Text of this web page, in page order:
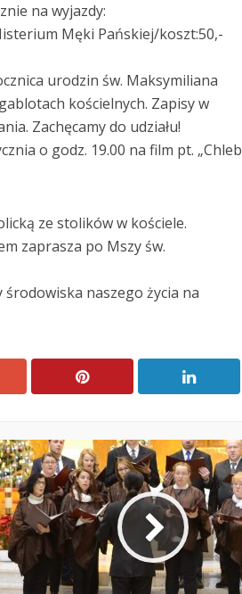
na wyjazdy:
Męki Pańskiej/koszt:50,-
urodzin św. Maksymiliana
kościelnych. Zapisy w
Zachęcamy do udziału!
o godz. 19.00 na film pt. „Chleb
ze stolików w kościele.
zaprasza po Mszy św.
środowiska naszego życia na